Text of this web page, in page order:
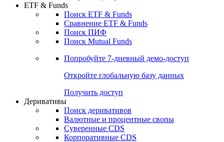
ETF & Funds
Поиск ETF & Funds
Сравнение ETF & Funds
Поиск ПИФ
Поиск Mutual Funds
Попробуйте 7-дневный демо-доступ
Откройте глобальную базу данных
Получить доступ
Деривативы
Поиск деривативов
Валютные и процентные свопы
Суверенные CDS
Корпоративные CDS